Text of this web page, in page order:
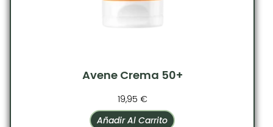
Avene Crema 50+
19,95 €
Añadir Al Carrito